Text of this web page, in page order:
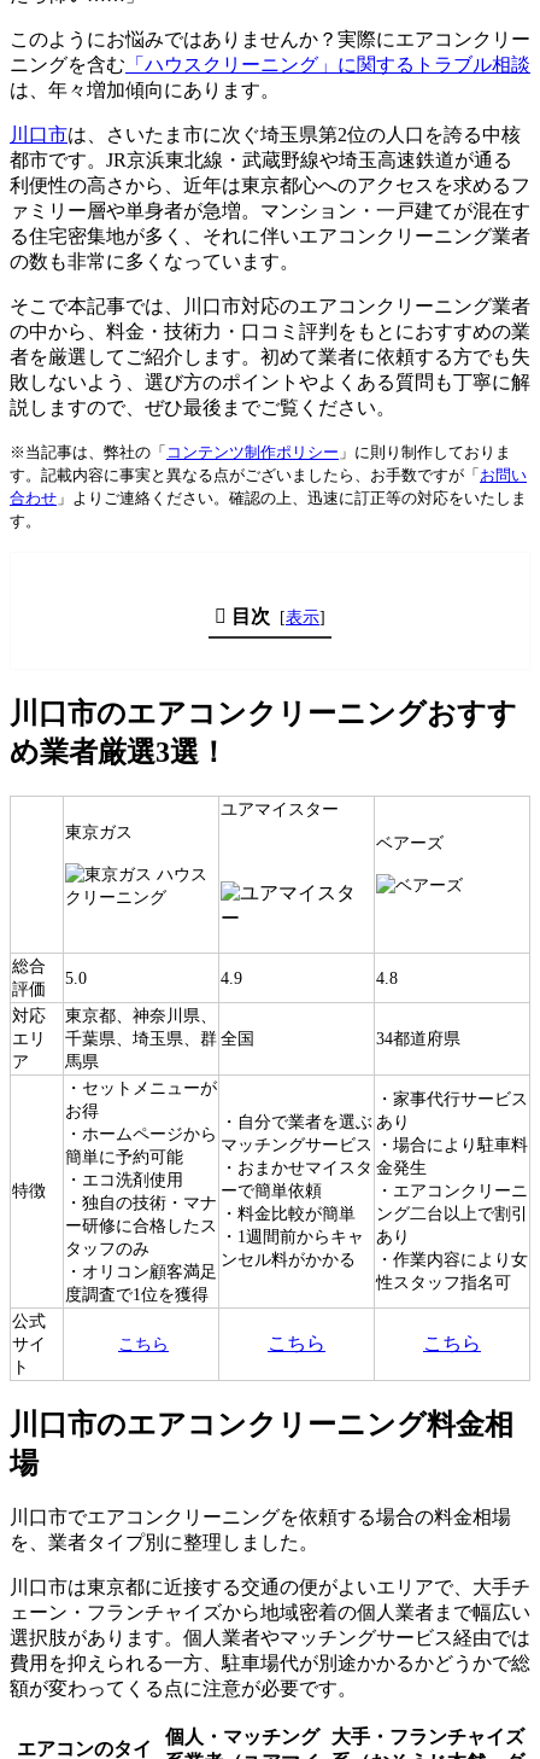
このようにお悩みではありませんか？実際にエアコンクリー
ニングを含む 「ハウスクリーニング」に関するトラブル相談
は、年々増加傾向にあります。
川口市は、さいたま市に次ぐ埼玉県第2位の人口を誇る中核
都市です。JR京浜東北線・武蔵野線や埼玉高速鉄道が通る
利便性の高さから、近年は東京都心へのアクセスを求めるフ
ァミリー層や単身者が急増。マンション・一戸建てが混在す
る住宅密集地が多く、それに伴いエアコンクリーニング業者
の数も非常に多くなっています。
そこで本記事では、川口市対応のエアコンクリーニング業者
の中から、料金・技術力・口コミ評判をもとにおすすめの業
者を厳選してご紹介します。初めて業者に依頼する方でも失
敗しないよう、選び方のポイントやよくある質問も丁寧に解
説しますので、ぜひ最後までご覧ください。
※当記事は、弊社の「 コンテンツ制作ポリシー 」に則り制作しておりま
す。記載内容に事実と異なる点がございましたら、お手数ですが「 お問い
合わせ 」よりご連絡ください。確認の上、迅速に訂正等の対応をいたしま
す。
目次 [表示]
川口市のエアコンクリーニングおすす
め業者厳選3選！
東京ガス
ユアマイスター
ベアーズ
総合
評価
5.0 4.9
4.8
対応
エリ
ア
東京都、神奈川県、
千葉県、埼玉県、群
馬県
全国 34都道府県
特徴
・セットメニューが
お得
・ホームページから
簡単に予約可能
・エコ洗剤使用
・独自の技術・マナ
ー研修に合格したス
タッフのみ
・オリコン顧客満足
度調査で1位を獲得
・自分で業者を選ぶ
マッチングサービス
・おまかせマイスタ
ーで簡単依頼
・料金比較が簡単
・1週間前からキャ
ンセル料がかかる
・家事代行サービス
あり
・場合により駐車料
金発生
・エアコンクリーニ
ング二台以上で割引
あり
・作業内容により女
性スタッフ指名可
公式
サイ
ト
こちら こちら こちら
川口市のエアコンクリーニング料金相
場
川口市でエアコンクリーニングを依頼する場合の料金相場
を、業者タイプ別に整理しました。
川口市は東京都に近接する交通の便がよいエリアで、大手チ
ェーン・フランチャイズから地域密着の個人業者まで幅広い
選択肢があります。個人業者やマッチングサービス経由では
費用を抑えられる一方、駐車場代が別途かかるかどうかで総
額が変わってくる点に注意が必要です。
エアコンのタイ
個人・マッチング
大手・フランチャイズ